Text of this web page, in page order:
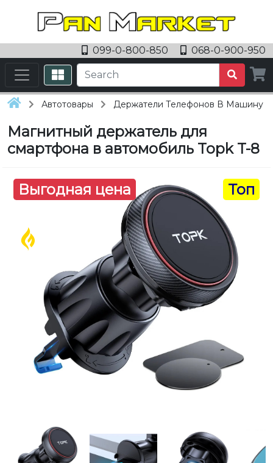
099-0-800-850 068-0-900-950
Автотовары Держатели Телефонов В Машину
Магнитный держатель для
смартфона в автомобиль Topk T-8
Выгодная цена Топ